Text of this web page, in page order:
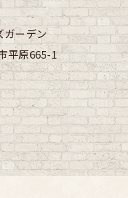
ガーデン
平原665-1